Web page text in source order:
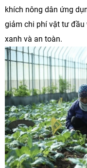
khích nông dân ứng
giảm chi phí vật tư đầu
xanh và an toàn.